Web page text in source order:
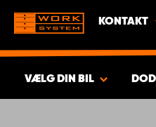
KONTAKT
VÆLG DIN BIL